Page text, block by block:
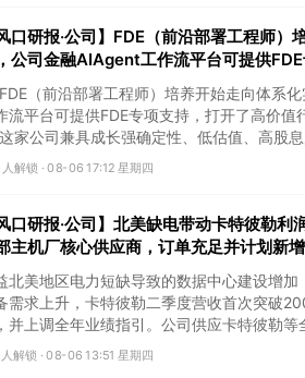
风口研报·公司】FDE（前沿部署工程师）
公司金融AIAgent工作流平台可提供
业的落地空间；另有公司兼具成长强确
（前沿部署工程师）培养开始走向体系
流平台可提供FDE专项支持，打开了高价值
公司兼具成长强确定性、低估值、高股
高速增长，且还有AI应用加速渗透+跨境支
解锁 ·08-06 17:12 星期四
风口研报·公司】北美缺电带动卡特彼勒
主机厂核心供应商，订单充足并计划新
备电新机
北美地区电力短缺导致的数据中心建设增
需求上升，卡特彼勒二季度营收首次突破
并上调全年业绩指引。公司供应卡特彼勒等
订单充足，并计划2026年新增多条生产线
推进，有望抢抓算力备电新机，打开成长空
解锁 ·08-06 13:51 星期四